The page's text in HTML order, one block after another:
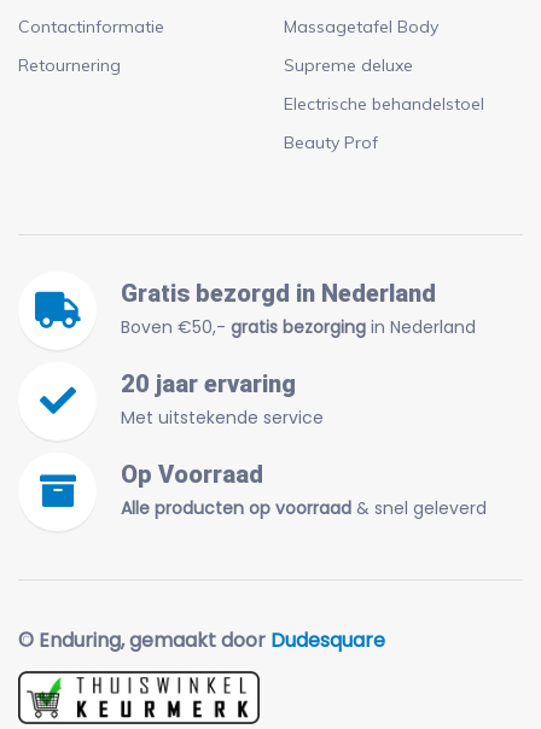
Contactinformatie
Retournering
Massagetafel Body
Supreme deluxe
Electrische behandelstoel
Beauty Prof
Gratis bezorgd in Nederland
Boven €50,- gratis bezorging in Nederland
20 jaar ervaring
Met uitstekende service
Op Voorraad
Alle producten op voorraad & snel geleverd
© Enduring, gemaakt door Dudesquare